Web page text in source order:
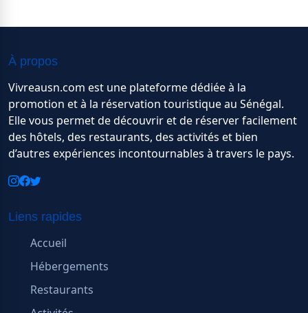
À propos
Vivreausn.com est une plateforme dédiée à la
promotion et à la réservation touristique au Sénégal.
Elle vous permet de découvrir et de réserver facilement
des hôtels, des restaurants, des activités et bien
d’autres expériences incontournables à travers le pays.
Liens rapides
Accueil
Hébergements
Restaurants